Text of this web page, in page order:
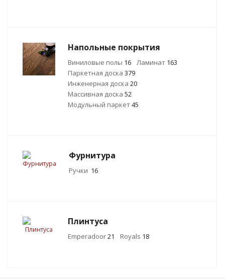
Напольные покрытия
Виниловые полы 16 Ламинат 163
Паркетная доска 379
Инженерная доска 20
Массивная доска 52
Модульный паркет45
Фурнитура
Ручки 16
Плинтуса
Emperadoor21 Royals 18